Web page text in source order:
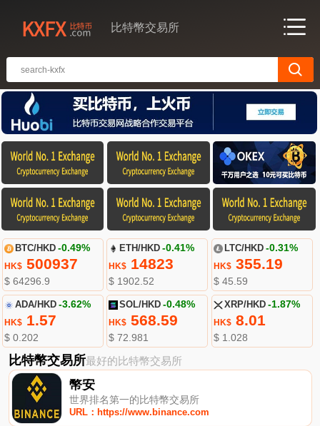
比特幣交易所
BTC/HKD -0.49%
HK$500937
$ 64296.9
ETH/HKD -0.41%
HK$ 14823
$ 1902.52
LTC/HKD -0.31%
HK$355.19
$ 45.59
ADA/HKD -3.62%
HK$1.57
$ 0.202
SOL/HKD -0.48%
HK$ 568.59
$ 72.981
XRP/HKD -1.87%
HK$8.01
$ 1.028
比特幣交易所最好的比特幣交易所
幣安
世界排名第一的比特幣交易所
URL：https://www.binance.com